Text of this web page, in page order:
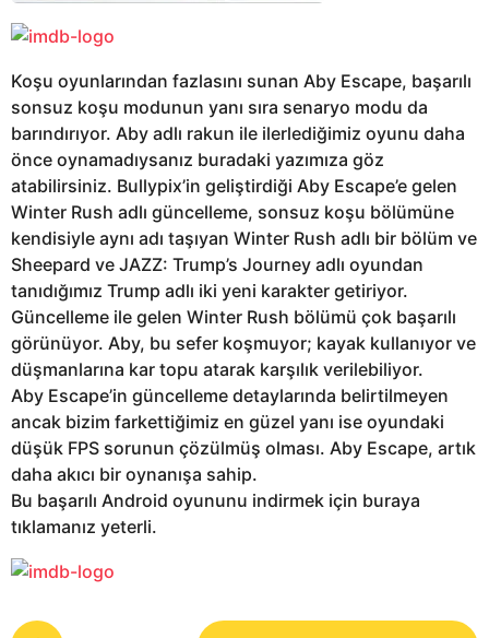
Koşu oyunlarından fazlasını sunan Aby Escape, başarılı
sonsuz koşu modunun yanı sıra senaryo modu da
barındırıyor. Aby adlı rakun ile ilerlediğimiz oyunu daha
önce oynamadıysanız buradaki yazımıza göz
atabilirsiniz. Bullypix’in geliştirdiği Aby Escape’e gelen
Winter Rush adlı güncelleme, sonsuz koşu bölümüne
kendisiyle aynı adı taşıyan Winter Rush adlı bir bölüm ve
Sheepard ve JAZZ: Trump’s Journey adlı oyundan
tanıdığımız Trump adlı iki yeni karakter getiriyor.
Güncelleme ile gelen Winter Rush bölümü çok başarılı
görünüyor. Aby, bu sefer koşmuyor; kayak kullanıyor ve
düşmanlarına kar topu atarak karşılık verilebiliyor.
Aby Escape’in güncelleme detaylarında belirtilmeyen
ancak bizim farkettiğimiz en güzel yanı ise oyundaki
düşük FPS sorunun çözülmüş olması. Aby Escape, artık
daha akıcı bir oynanışa sahip.
Bu başarılı Android oyununu indirmek için buraya
tıklamanız yeterli.